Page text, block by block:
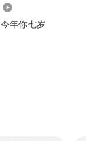
今年你七岁